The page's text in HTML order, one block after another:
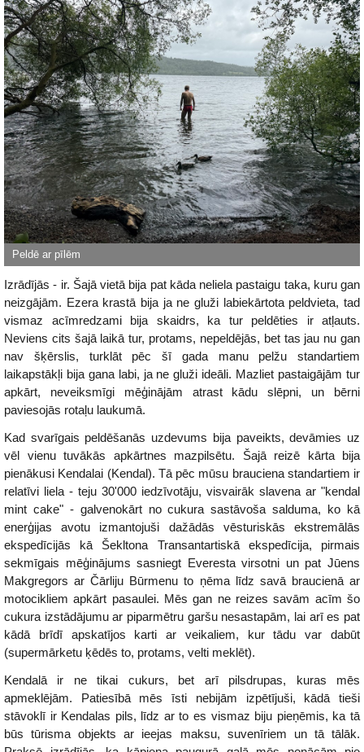
Izrādījās - ir. Šajā vietā bija pat kāda neliela pastaigu taka, kuru gan
neizgājām. Ezera krastā bija ja ne gluži labiekārtota peldvieta, tad
vismaz acīmredzami bija skaidrs, ka tur peldēties ir atļauts.
Neviens cits šajā laikā tur, protams, nepeldējās, bet tas jau nu gan
nav šķērslis, turklāt pēc šī gada manu pelžu standartiem
laikapstākļi bija gana labi, ja ne gluži ideāli. Mazliet pastaigājām tur
apkārt, neveiksmīgi mēģinājām atrast kādu slēpni, un bērni
paviesojās rotaļu laukumā.
Kad svarīgais peldēšanās uzdevums bija paveikts, devāmies uz
vēl vienu tuvākās apkārtnes mazpilsētu. Šajā reizē kārta bija
pienākusi Kendalai (Kendal). Tā pēc mūsu brauciena standartiem ir
relatīvi liela - teju 30'000 iedzīvotāju, visvairāk slavena ar "kendal
mint cake" - galvenokārt no cukura sastāvoša salduma, ko kā
enerģijas avotu izmantojuši dažādās vēsturiskās ekstremālās
ekspedīcijās kā Šekltona Transantartiskā ekspedīcija, pirmais
sekmīgais mēģinājums sasniegt Everesta virsotni un pat Jūens
Makgregors ar Čārliju Būrmenu to ņēma līdz savā braucienā ar
motocikliem apkārt pasaulei. Mēs gan ne reizes savām acīm šo
cukura izstādājumu ar piparmētru garšu nesastapām, lai arī es pat
kādā brīdī apskatījos karti ar veikaliem, kur tādu var dabūt
(supermārketu ķēdēs to, protams, velti meklēt).
Kendalā ir ne tikai cukurs, bet arī pilsdrupas, kuras mēs
apmeklējām. Patiesībā mēs īsti nebijām izpētījuši, kādā tieši
stāvoklī ir Kendalas pils, līdz ar to es vismaz biju pieņēmis, ka tā
būs tūrisma objekts ar ieejas maksu, suvenīriem un tā tālāk.